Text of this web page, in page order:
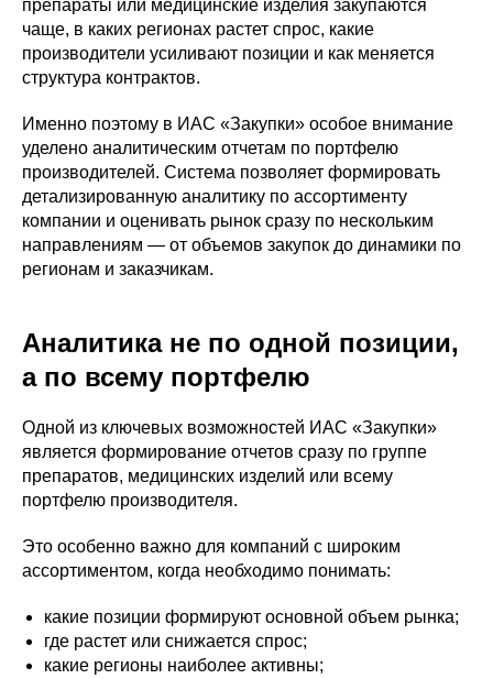
препараты или медицинские изделия закупаются
чаще, в каких регионах растет спрос, какие
производители усиливают позиции и как меняется
структура контрактов.
Именно поэтому в ИАС «Закупки» особое внимание
уделено аналитическим отчетам по портфелю
производителей. Система позволяет формировать
детализированную аналитику по ассортименту
компании и оценивать рынок сразу по нескольким
направлениям — от объемов закупок до динамики по
регионам и заказчикам.
Аналитика не по одной позиции,
а по всему портфелю
Одной из ключевых возможностей ИАС «Закупки»
является формирование отчетов сразу по группе
препаратов, медицинских изделий или всему
портфелю производителя.
Это особенно важно для компаний с широким
ассортиментом, когда необходимо понимать:
какие позиции формируют основной объем рынка;
где растет или снижается спрос;
какие регионы наиболее активны;